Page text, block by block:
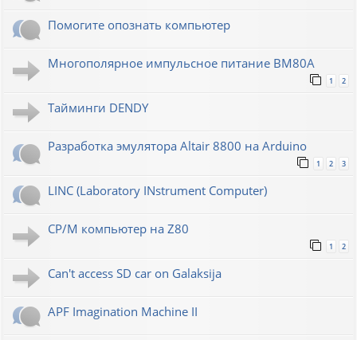
Помогите опознать компьютер
Многополярное импульсное питание ВМ80А
1 2
Тайминги DENDY
Разработка эмулятора Altair 8800 на Arduino
1 2 3
LINC (Laboratory INstrument Computer)
CP/M компьютер на Z80
1 2
Can't access SD car on Galaksija
APF Imagination Machine II